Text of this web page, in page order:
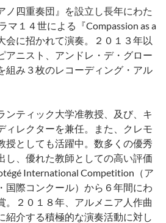
ノ四重奏団』を設立し長年にわた
マ１４世による『Compassion as a
会に招かれて演奏。２０１３年以
アニスト、アンドレ・デ・グロー
組み３枚のレコーディング・アル
ンティック大学准教授、及び、キ
ィレクターを兼任。また、クレモ
授としても活躍中。数多くの優秀
し、優れた教師としての高い評価
International Competition（ア
国際コンクール）から６年間にわ
。２０１８年、アルメニア人作曲
紹介する積極的な演奏活動に対し